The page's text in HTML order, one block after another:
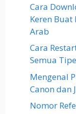
Cara
Keren Buat
Arab
Cara
Semua
Mengenal
Canon dan
Nomor